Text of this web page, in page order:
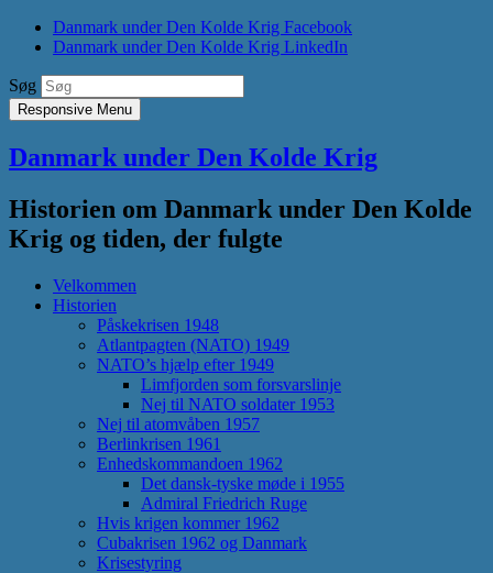
Danmark under Den Kolde Krig Facebook
Danmark under Den Kolde Krig LinkedIn
Søg
Responsive Menu
Danmark under Den Kolde Krig
Historien om Danmark under Den Kolde
Krig og tiden, der fulgte
Velkommen
Historien
Påskekrisen 1948
Atlantpagten (NATO) 1949
NATO’s hjælp efter 1949
Limfjorden som forsvarslinje
Nej til NATO soldater 1953
Nej til atomvåben 1957
Berlinkrisen 1961
Enhedskommandoen 1962
Det dansk-tyske møde i 1955
Admiral Friedrich Ruge
Hvis krigen kommer 1962
Cubakrisen 1962 og Danmark
Krisestyring